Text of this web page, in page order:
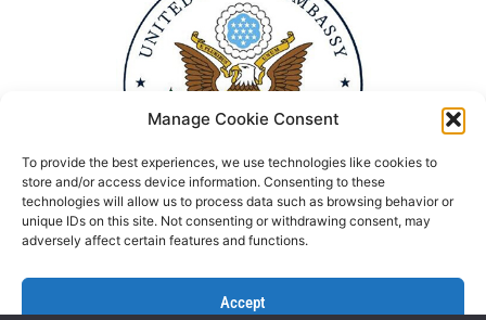
Manage Cookie Consent
To provide the best experiences, we use technologies like cookies to
store and/or access device information. Consenting to these
technologies will allow us to process data such as browsing behavior or
unique IDs on this site. Not consenting or withdrawing consent, may
adversely affect certain features and functions.
Accept